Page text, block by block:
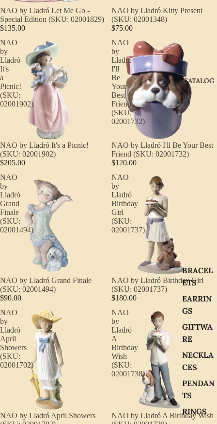
CATALOG
BRACEL
ETS
EARRIN
GS
GIFTWA
RE
NECKLA
CES
PENDAN
TS
RINGS
NAO by Lladró Let Me Go -
Special Edition (SKU: 02001829)
$135.00
NAO by Lladró Kitty Present
(SKU: 02001348)
$75.00
NAO
by
Lladró
It's
a
Picnic!
(SKU:
02001902)
NAO by Lladró It's a Picnic!
(SKU: 02001902)
$205.00
NAO
by
Lladró
I'll
Be
Your
Best
Friend
(SKU:
02001732)
NAO by Lladró I'll Be Your Best
Friend (SKU: 02001732)
$120.00
NAO
by
Lladró
Grand
Finale
(SKU:
02001494)
NAO by Lladró Grand Finale
(SKU: 02001494)
$90.00
NAO
by
Lladró
Birthday
Girl
(SKU:
02001737)
NAO by Lladró Birthday Girl
(SKU: 02001737)
$180.00
NAO
by
Lladró
April
Showers
(SKU:
02001702)
NAO by Lladró April Showers
NAO
by
Lladró
A
Birthday
Wish
(SKU:
02001738)
NAO by Lladró A Birthday Wish